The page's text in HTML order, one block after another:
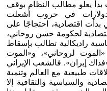
بدأ يعلو مطالب النظام بوقف
في حروب أشعلت
بدأت اقتصادية، احتجاجًا على
لحكومة حسن روحاني،
راديكالية تطالب بإسقاط
لروحاني»، و«الموت
إيران». فالشعب الإيراني
طبيعية مع العالم وتنمية
والسياسية والثقافية إلا